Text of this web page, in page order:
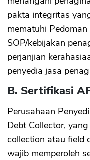
pakta integritas
mematuhi
SOP/kebijakan
perjanjian
penyedia jasa
B. Sertifikasi
Perusahaan
Debt Collector,
collection atau field
wajib memperoleh